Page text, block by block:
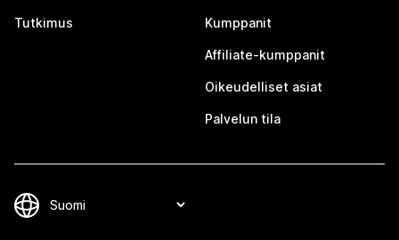
Tutkimus Kumppanit
Affiliate-kumppanit
Oikeudelliset asiat
Palvelun tila